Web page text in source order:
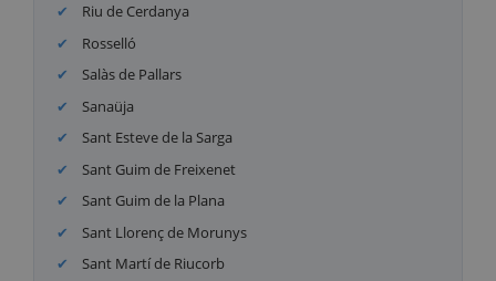
Riu de Cerdanya
Rosselló
Salàs de Pallars
Sanaüja
Sant Esteve de la Sarga
Sant Guim de Freixenet
Sant Guim de la Plana
Sant Llorenç de Morunys
Sant Martí de Riucorb